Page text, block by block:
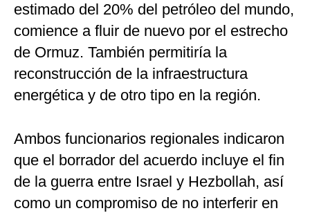
estimado del 20% del petróleo del mundo,
comience a fluir de nuevo por el estrecho
de Ormuz. También permitiría la
reconstrucción de la infraestructura
energética y de otro tipo en la región.
Ambos funcionarios regionales indicaron
que el borrador del acuerdo incluye el fin
de la guerra entre Israel y Hezbollah, así
como un compromiso de no interferir en